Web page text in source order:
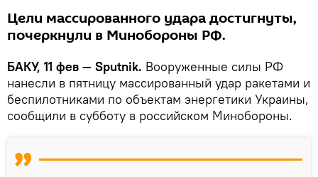
Цели массированного удара достигнуты,
почеркнули в Минобороны РФ.
БАКУ, 11 фев — Sputnik. Вооруженные силы РФ
нанесли в пятницу массированный удар ракетами и
беспилотниками по объектам энергетики Украины,
сообщили в субботу в российском Минобороны.